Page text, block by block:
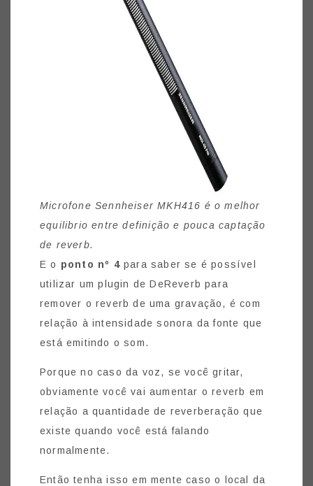
Microfone Sennheiser MKH416 é o melhor
equilibrio entre definição e pouca captação
de reverb.
E o ponto nº 4para saber se é possível
utilizar um plugin de DeReverb para
remover o reverb de uma gravação, é com
relação à intensidade sonora da fonte que
está emitindo o som.
Porque no caso da voz, se você gritar,
obviamente você vai aumentar o reverb em
relação a quantidade de reverberação que
existe quando você está falando
normalmente.
Então tenha isso em mente caso o local da